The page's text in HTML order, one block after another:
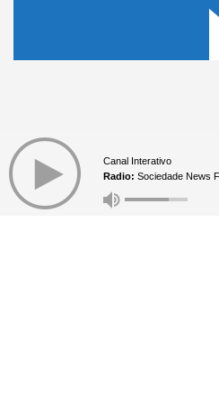
Canal Interativo
Radio: Sociedade News